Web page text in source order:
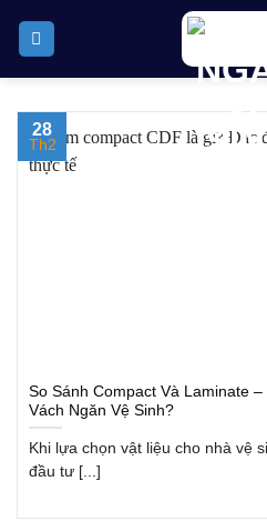
So Sánh Compact Và Laminate
Vách Ngăn Vệ Sinh?
Khi lựa chọn vật liệu cho nhà vệ
đầu tư [...]
28
Th2